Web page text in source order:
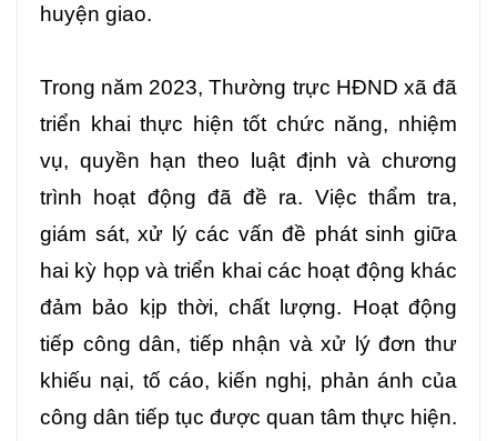
huyện giao.
Trong năm 2023, Thường trực HĐND xã đã
triển khai thực hiện tốt chức năng, nhiệm
vụ, quyền hạn theo luật định và chương
trình hoạt động đã đề ra. Việc thẩm tra,
giám sát, xử lý các vấn đề phát sinh giữa
hai kỳ họp và triển khai các hoạt động khác
đảm bảo kịp thời, chất lượng. Hoạt động
tiếp công dân, tiếp nhận và xử lý đơn thư
khiếu nại, tố cáo, kiến nghị, phản ánh của
công dân tiếp tục được quan tâm thực hiện.